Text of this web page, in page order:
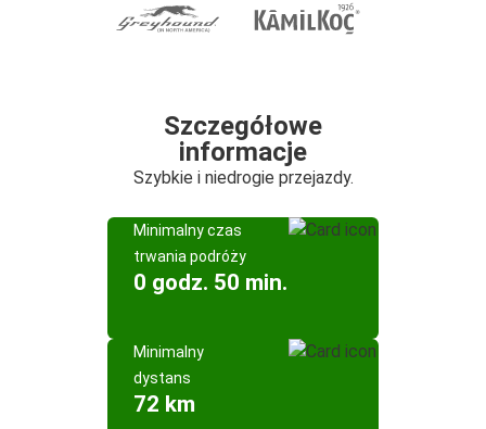
Szczegółowe
informacje
Szybkie i niedrogie przejazdy.
Minimalny czas
trwania podróży
0 godz. 50 min.
Minimalny
dystans
72 km